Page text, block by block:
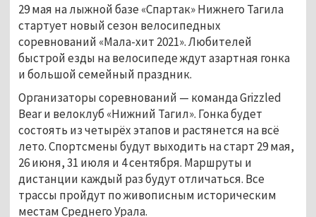
29 мая на лыжной базе «Спартак» Нижнего Тагила
стартует новый сезон велосипедных
соревнований «Мала-хит 2021». Любителей
быстрой езды на велосипеде ждут азартная гонка
и большой семейный праздник.
Организаторы соревнований — команда Grizzled
Bear и велоклуб «Нижний Тагил». Гонка будет
состоять из четырёх этапов и растянется на всё
лето. Спортсмены будут выходить на старт 29 мая,
26 июня, 31 июля и 4 сентября. Маршруты и
дистанции каждый раз будут отличаться. Все
трассы пройдут по живописным историческим
местам Среднего Урала.